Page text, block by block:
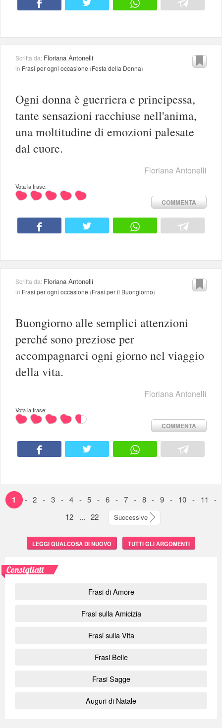
Scritta da: Floriana Antonelli
in Frasi per ogni occasione (Festa della Donna)
Ogni donna è guerriera e principessa,
tante sensazioni racchiuse nell'anima,
una moltitudine di emozioni palesate
dal cuore.
Floriana Antonelli
Vota la frase:
COMMENTA
Scritta da: Floriana Antonelli
in Frasi per ogni occasione (Frasi per il Buongiorno)
Buongiorno alle semplici attenzioni
perché sono preziose per
accompagnarci ogni giorno nel viaggio
della vita.
Floriana Antonelli
Vota la frase:
COMMENTA
1 - 2 - 3 - 4 - 5 - 6 - 7 - 8 - 9 - 10 - 11
-
12
... 22 Successive
LEGGI QUALCOSA DI NUOVO TUTTI GLI ARGOMENTI
Consigliati
Frasi di Amore
Frasi sulla Amicizia
Frasi sulla Vita
Frasi Belle
Frasi Sagge
Auguri di Natale